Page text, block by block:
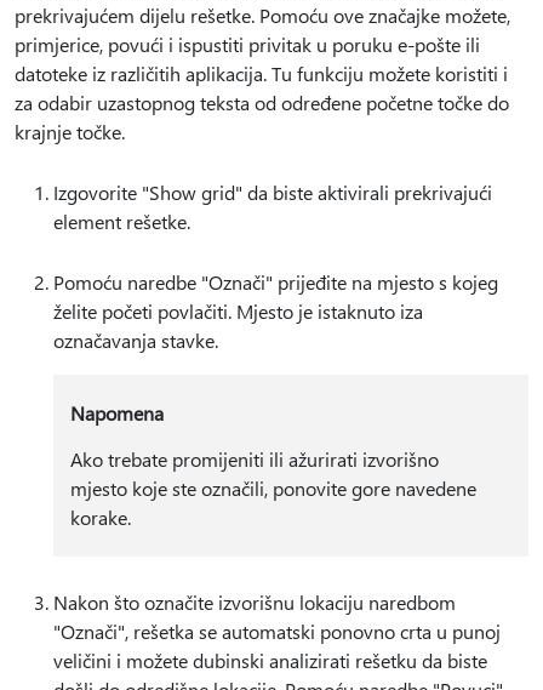
prekrivajućem dijelu rešetke. Pomoću ove značajke možete,
primjerice, povući i ispustiti privitak u poruku e-pošte ili
datoteke iz različitih aplikacija. Tu funkciju možete koristiti i
za odabir uzastopnog teksta od određene početne točke do
krajnje točke.
Izgovorite "Show grid" da biste aktivirali prekrivajući
element rešetke.
Pomoću naredbe "Označi" prijeđite na mjesto s kojeg
želite početi povlačiti. Mjesto je istaknuto iza
označavanja stavke.
Napomena
Ako trebate promijeniti ili ažurirati izvorišno
mjesto koje ste označili, ponovite gore navedene
korake.
Nakon što označite izvorišnu lokaciju naredbom
"Označi", rešetka se automatski ponovno crta u punoj
veličini i možete dubinski analizirati rešetku da biste